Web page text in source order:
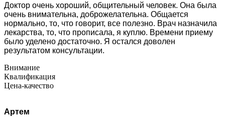
Доктор очень хороший, общительный человек. Она была
очень внимательна, доброжелательна. Общается
нормально, то, что говорит, все полезно. Врач назначила
лекарства, то, что прописала, я куплю. Времени приему
было уделено достаточно. Я остался доволен
результатом консультации.
Внимание
Квалификация
Цена-качество
Артем